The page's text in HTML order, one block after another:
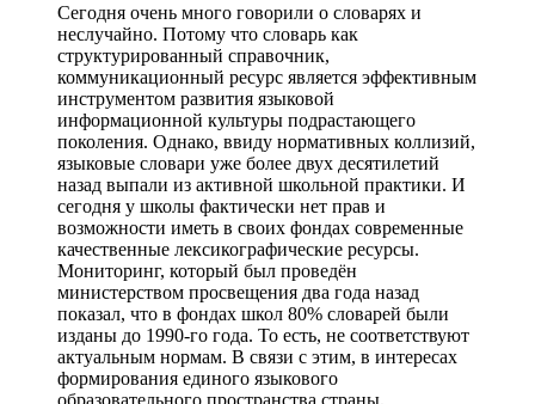
Сегодня очень много говорили о словарях и
неслучайно. Потому что словарь как
структурированный справочник,
коммуникационный ресурс является эффективным
инструментом развития языковой
информационной культуры подрастающего
поколения. Однако, ввиду нормативных коллизий,
языковые словари уже более двух десятилетий
назад выпали из активной школьной практики. И
сегодня у школы фактически нет прав и
возможности иметь в своих фондах современные
качественные лексикографические ресурсы.
Мониторинг, который был проведён
министерством просвещения два года назад
показал, что в фондах школ 80% словарей были
изданы до 1990-го года. То есть, не соответствуют
актуальным нормам. В связи с этим, в интересах
формирования единого языкового
образовательного пространства страны,